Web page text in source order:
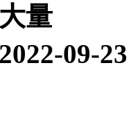
大量
2022-09-23